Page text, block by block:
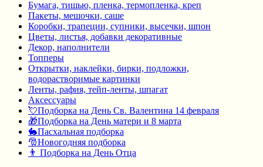
Бумага, тишью, пленка, термопленка, креп
Пакеты, мешочки, саше
Коробки, трапеции, супники, высечки, шпон
Цветы, листья, добавки декоративные
Декор, наполнители
Топперы
Открытки, наклейки, бирки, подложки,
водорастворимые картинки
Ленты, рафия, тейп-ленты, шпагат
Аксессуары
💘Подборка на День Св. Валентина 14 февраля
🎁Подборка на День матери и 8 марта
🐇Пасхальная подборка
🎅Новогодняя подборка
👨 Подборка на День Отца